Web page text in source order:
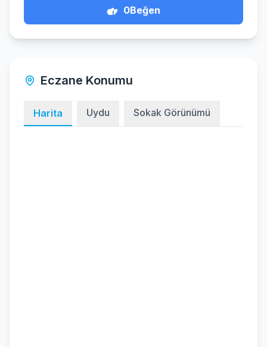
0Beğen
Eczane Konumu
Harita Uydu Sokak Görünümü